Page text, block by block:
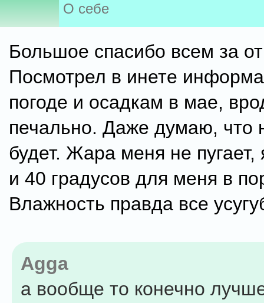
О себе
Большое спасибо всем за
Посмотрел в инете
погоде и осадкам в мае,
печально. Даже думаю, что
будет. Жара меня не
и 40 градусов для меня в
Влажность правда все
Agga
а вообще то конечно